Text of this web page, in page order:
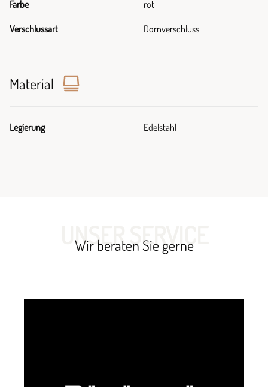
Farbe rot
Verschlussart Dornverschluss
Material
Legierung Edelstahl
UNSER SERVICE
Wir beraten Sie gerne